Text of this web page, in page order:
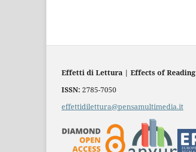
Effetti di Lettura | Effects of Reading
ISSN: 2785-7050
effettidilettura@pensamultimedia.it